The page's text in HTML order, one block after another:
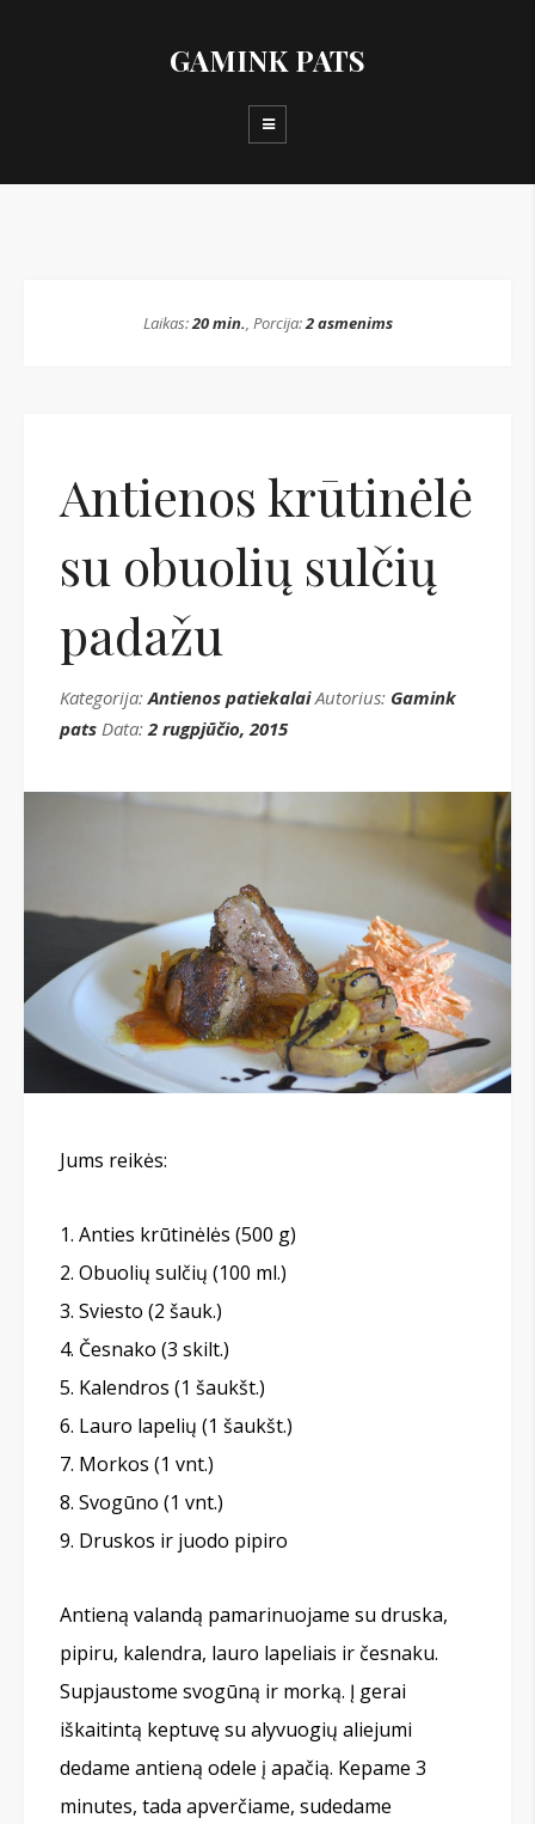
GAMINK PATS
Laikas:20 min., Porcija:2 asmenims
Antienos krūtinėlė
su obuolių sulčių
padažu
Kategorija:Antienos patiekalaiAutorius: Gamink
pats Data:2 rugpjūčio, 2015
Jums reikės:
Anties krūtinėlės (500 g)
Obuolių sulčių (100 ml.)
Sviesto (2 šauk.)
Česnako (3 skilt.)
Kalendros (1 šaukšt.)
Lauro lapelių (1 šaukšt.)
Morkos (1 vnt.)
Svogūno (1 vnt.)
Druskos ir juodo pipiro
Antieną valandą pamarinuojame su druska,
pipiru, kalendra, lauro lapeliais ir česnaku.
Supjaustome svogūną ir morką. Į gerai
iškaitintą keptuvę su alyvuogių aliejumi
dedame antieną odele į apačią. Kepame 3
minutes, tada apverčiame, sudedame